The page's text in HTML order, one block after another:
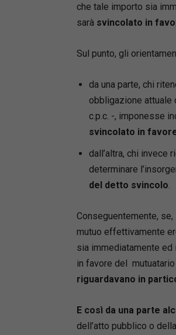
che tale importo sia
sarà svincolato in
Sul punto, gli
da una parte, chi
obbligazione attuale
c.p.c. -, imponesse
svincolato in
dall’altra, chi invece
determinare
del detto svincolo
Conseguentemente,
mutuo effettivamente
sia immediatamente ed
in favore del
riguardavano in
E così da una parte
dell’atto pubblico o